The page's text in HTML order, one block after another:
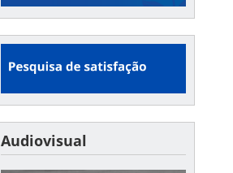
Audiovisual